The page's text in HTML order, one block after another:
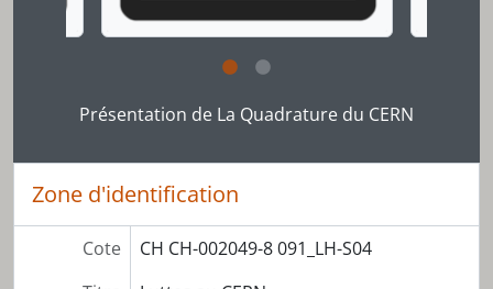
Présentation de La Quadrature du CERN
Zone d'identification
Cote
CH CH-002049-8 091_LH-S04